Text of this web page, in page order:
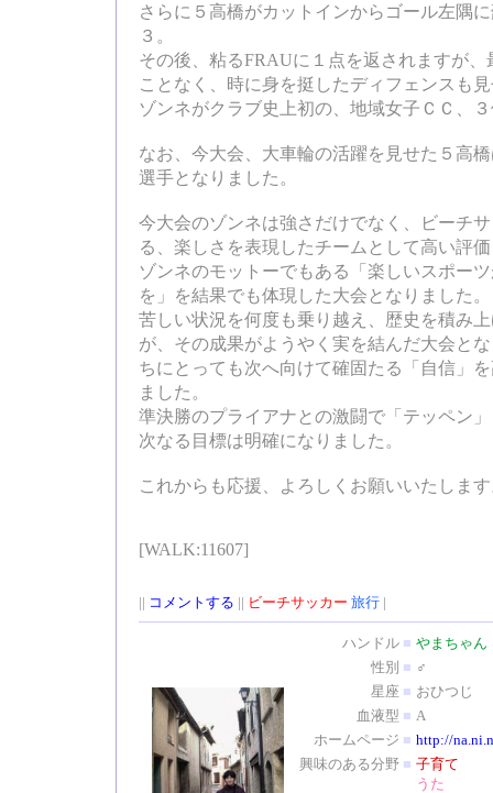
さらに５高橋がカットインからゴール左隅
３。
その後、粘るFRAUに１点を返されますが
ことなく、時に身を挺したディフェンスも
ゾンネがクラブ史上初の、地域女子ＣＣ、
なお、今大会、大車輪の活躍を見せた５高
選手となりました。
今大会のゾンネは強さだけでなく、ビーチ
る、楽しさを表現したチームとして高い評
ゾンネのモットーでもある「楽しいスポー
を」を結果でも体現した大会となりました。
苦しい状況を何度も乗り越え、歴史を積み
が、その成果がようやく実を結んだ大会と
ちにとっても次へ向けて確固たる「自信」
ました。
準決勝のプライアナとの激闘で「テッペン
次なる目標は明確になりました。
これからも応援、よろしくお願いいたしま
[WALK:11607]
|| コメントする || ビーチサッカー 旅行|
ハンドル ■ やまちゃん
性別 ■ ♂
星座 ■ おひつじ
血液型 ■ A
ホームページ ■ http://
興味のある分野 ■ 子育て
うた